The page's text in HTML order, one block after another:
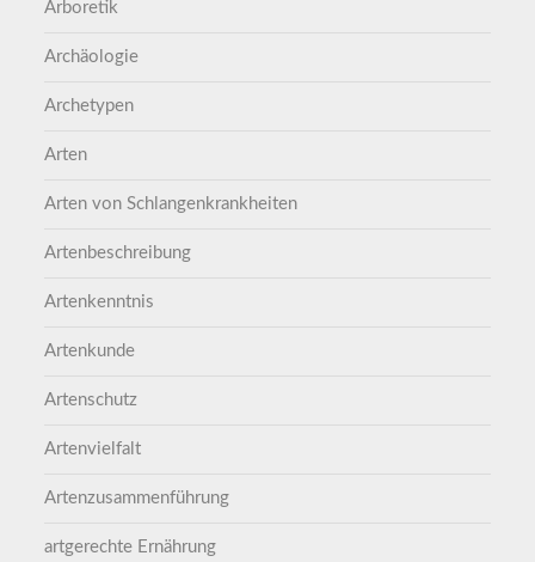
Arboretik
Archäologie
Archetypen
Arten
Arten von Schlangenkrankheiten
Artenbeschreibung
Artenkenntnis
Artenkunde
Artenschutz
Artenvielfalt
Artenzusammenführung
artgerechte Ernährung